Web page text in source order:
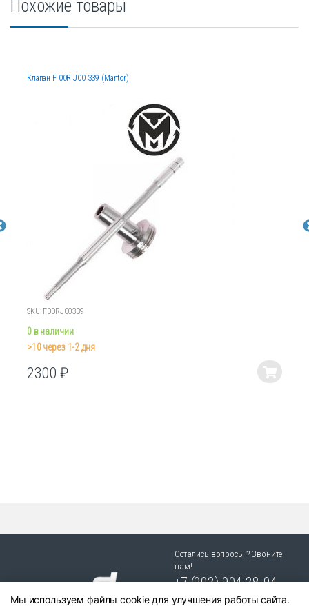
Похожие товары
Клапан F 00R J00 339 (Mantor)
SKU: F00RJ00339
0 в наличии
>10 через 1-2 дня
2300₽
Этот
товара.
Остались вопросы ? Звоните
нам!
+7 (903) 904 38-94
г. Новосибирск, ул. Степная
Мы используем файлы cookie для улучшения работы сайта.